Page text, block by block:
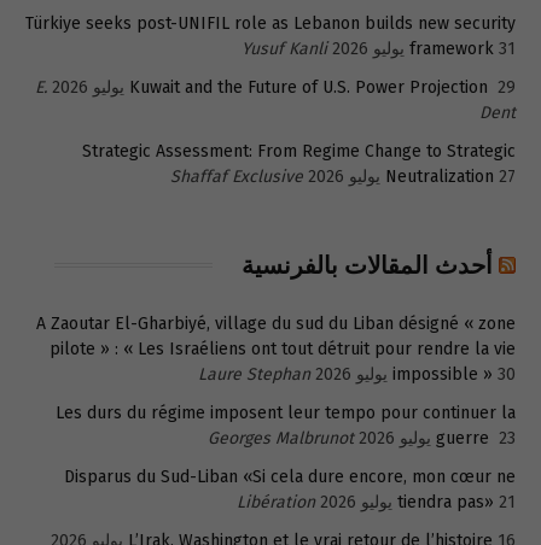
Türkiye seeks post-UNIFIL role as Lebanon builds new security
framework 31 يوليو 2026
Yusuf Kanli
Kuwait and the Future of U.S. Power Projection 29 يوليو 2026
E.
Dent
Strategic Assessment: From Regime Change to Strategic
Neutralization 27 يوليو 2026 Shaffaf Exclusive
أحدث المقالات بالفرنسية
A Zaoutar El-Gharbiyé, village du sud du Liban désigné « zone
pilote » : « Les Israéliens ont tout détruit pour rendre la vie
impossible » 30 يوليو 2026
Laure Stephan
Les durs du régime imposent leur tempo pour continuer la
guerre 23 يوليو 2026
Georges Malbrunot
Disparus du Sud-Liban «Si cela dure encore, mon cœur ne
tiendra pas» 21 يوليو 2026
Libération
L’Irak, Washington et le vrai retour de l’histoire 16 يوليو 2026